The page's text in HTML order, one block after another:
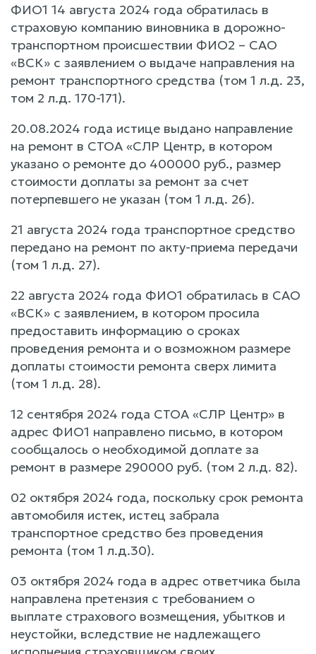
ФИО1 14 августа 2024 года обратилась в
страховую компанию виновника в дорожно-
транспортном происшествии ФИО2 – САО
«ВСК» с заявлением о выдаче направления на
ремонт транспортного средства (том 1 л.д. 23,
том 2 л.д. 170-171).
20.08.2024 года истице выдано направление
на ремонт в СТОА «СЛР Центр, в котором
указано о ремонте до 400000 руб., размер
стоимости доплаты за ремонт за счет
потерпевшего не указан (том 1 л.д. 26).
21 августа 2024 года транспортное средство
передано на ремонт по акту-приема передачи
(том 1 л.д. 27).
22 августа 2024 года ФИО1 обратилась в САО
«ВСК» с заявлением, в котором просила
предоставить информацию о сроках
проведения ремонта и о возможном размере
доплаты стоимости ремонта сверх лимита
(том 1 л.д. 28).
12 сентября 2024 года СТОА «СЛР Центр» в
адрес ФИО1 направлено письмо, в котором
сообщалось о необходимой доплате за
ремонт в размере 290000 руб. (том 2 л.д. 82).
02 октября 2024 года, поскольку срок ремонта
автомобиля истек, истец забрала
транспортное средство без проведения
ремонта (том 1 л.д.30).
03 октября 2024 года в адрес ответчика была
направлена претензия с требованием о
выплате страхового возмещения, убытков и
неустойки, вследствие не надлежащего